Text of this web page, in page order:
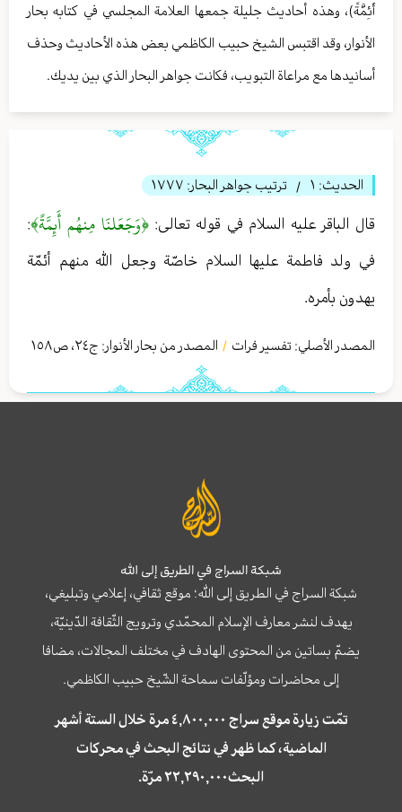
أَئِمَّةً)، وهذه أحاديث جليلة جمعها العلامة المجلسي في كتابه بحار
الأنوار، وقد اقتبس الشيخ حبيب الكاظمي بعض هذه الأحاديث وحذف
أسانيدها مع مراعاة التبويب، فكانت جواهر البحار الذي بين يديك.
الحديث: ١ / ترتيب جواهر البحار: ١٧٧٧
قال الباقر عليه السلام في قوله تعالی: ﴿وَجَعَلنَا مِنهُم أَئِمَّةً﴾:
في ولد فاطمة عليها السلام خاصّة وجعل الله منهم أئمّة
يهدون بأمره‏.
المصدر الأصلي: تفسير فرات / المصدر من بحار الأنوار: ج٢٤، ص١٥٨
شبكة السراج في الطريق إلى الله
شبكة السراج في الطريق إلى الله؛ موقع ثقافي، إعلامي وتبليغي،
يهدف لنشر معارف الإسلام المحمّدي وترويج الثّقافة الدّينيّة،
يضمّ بساتين من المحتوى الهادف في مختلف المجالات، مضافا
إلى محاضرات ومؤلّفات سماحة الشّيخ حبيب الكاظمي.
تمّت زيارة موقع سراج ٤,٨٠٠,٠٠٠ مرة خلال الستة أشهر
الماضية، كما ظهر في نتائج البحث في محركات
البحث٢٢,٢٩٠,٠٠٠ مرّة.